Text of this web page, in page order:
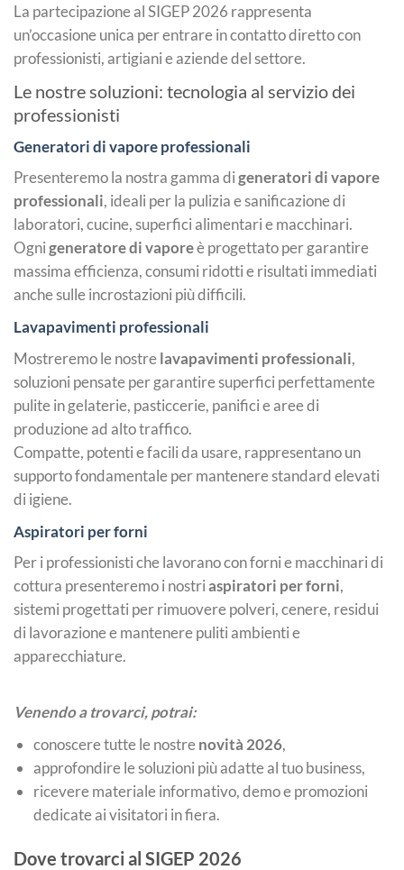
La partecipazione al SIGEP 2026 rappresenta
un’occasione unica per entrare in contatto diretto con
professionisti, artigiani e aziende del settore.
Le nostre soluzioni: tecnologia al servizio dei
professionisti
Generatori di vapore professionali
Presenteremo la nostra gamma digeneratori di vapore
professionali, ideali per la pulizia e sanificazione di
laboratori, cucine, superfici alimentari e macchinari.
Ognigeneratore di vaporeè progettato per garantire
massima efficienza, consumi ridotti e risultati immediati
anche sulle incrostazioni più difficili.
Lavapavimenti professionali
Mostreremo le nostrelavapavimenti professionali,
soluzioni pensate per garantire superfici perfettamente
pulite in gelaterie, pasticcerie, panifici e aree di
produzione ad alto traffico.
Compatte, potenti e facili da usare, rappresentano un
supporto fondamentale per mantenere standard elevati
di igiene.
Aspiratori per forni
Per i professionisti che lavorano con forni e macchinari di
cottura presenteremo i nostriaspiratori per forni,
sistemi progettati per rimuovere polveri, cenere, residui
di lavorazione e mantenere puliti ambienti e
apparecchiature.
Venendo a trovarci, potrai:
conoscere tutte le nostrenovità 2026,
approfondire le soluzioni più adatte al tuo business,
ricevere materiale informativo, demo e promozioni
dedicate ai visitatori in fiera.
Dove trovarci al SIGEP 2026